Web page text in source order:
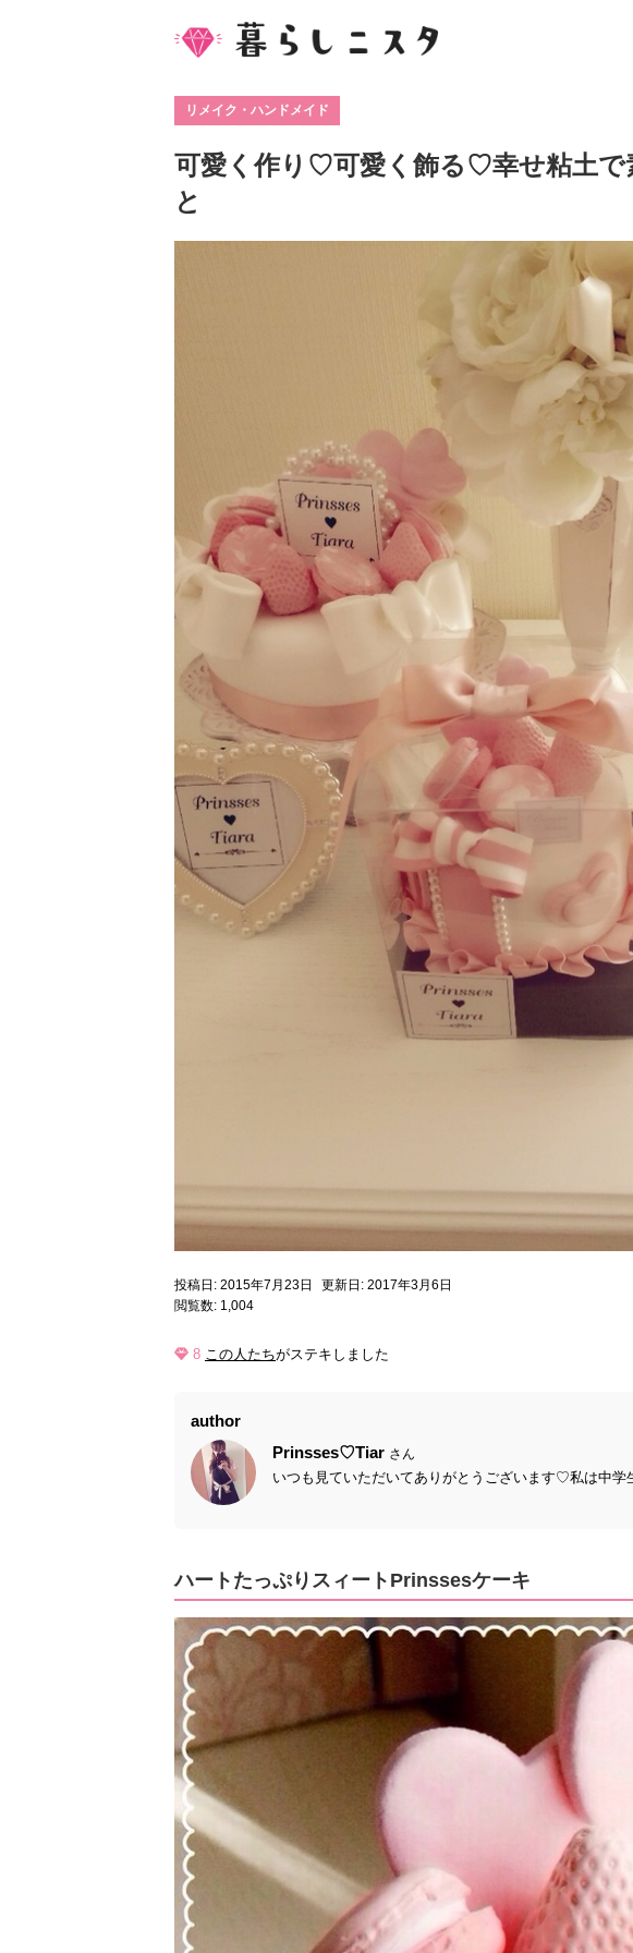
リメイク・ハンドメイド
可愛く作り♡可愛く飾る♡幸せ粘土で
と
投稿日: 2015年7月23日
更新日: 2017年3月6日
閲覧数: 1,004
8 この人たちがステキしました
author
Prinsses♡Tiar さん
いつも見ていただいてありがとうございます♡私は中学
ハートたっぷりスィートPrinssesケーキ